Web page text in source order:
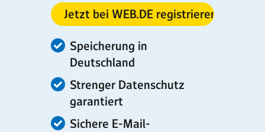
Speicherung in
Deutschland
Strenger Datenschutz
garantiert
Sichere E-Mail-
Jetzt bei WEB.DE registrieren